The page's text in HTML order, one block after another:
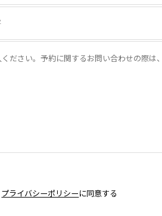
プライバシーポリシーに同意する